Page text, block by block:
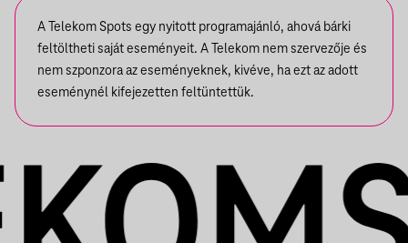
A Telekom Spots egy nyitott programajánló, ahová bárki
feltöltheti saját eseményeit. A Telekom nem szervezője és
nem szponzora az eseményeknek, kivéve, ha ezt az adott
eseménynél kifejezetten feltüntettük.